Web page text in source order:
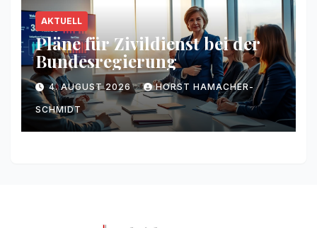
AKTUELL
Pläne für Zivildienst bei der
Bundesregierung
4. AUGUST 2026 HORST HAMACHER-
SCHMIDT